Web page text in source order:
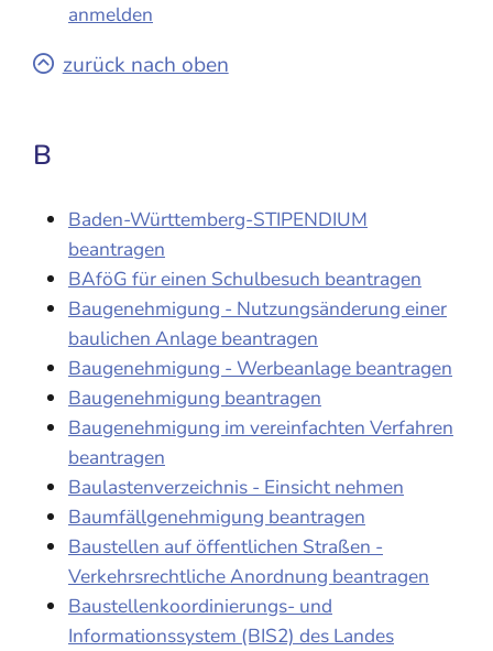
anmelden
zurück nach oben
B
Baden-Württemberg-STIPENDIUM
beantragen
BAföG für einen Schulbesuch beantragen
Baugenehmigung - Nutzungsänderung einer
baulichen Anlage beantragen
Baugenehmigung - Werbeanlage beantragen
Baugenehmigung beantragen
Baugenehmigung im vereinfachten Verfahren
beantragen
Baulastenverzeichnis - Einsicht nehmen
Baumfällgenehmigung beantragen
Baustellen auf öffentlichen Straßen -
Verkehrsrechtliche Anordnung beantragen
Baustellenkoordinierungs- und
Informationssystem (BIS2) des Landes